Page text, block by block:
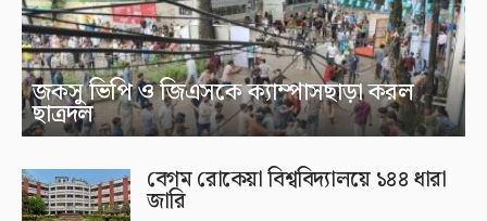
জকসু ভিপি ও জিএসকে ক্যাম্পাসছাড়া করল
ছাত্রদল
বেগম রোকেয়া বিশ্ববিদ্যালয়ে ১৪৪ ধারা
জারি